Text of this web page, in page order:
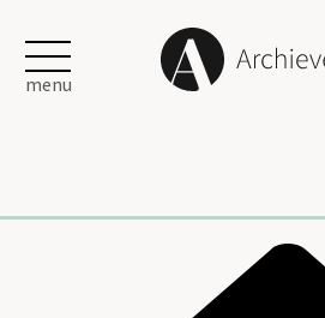
menu